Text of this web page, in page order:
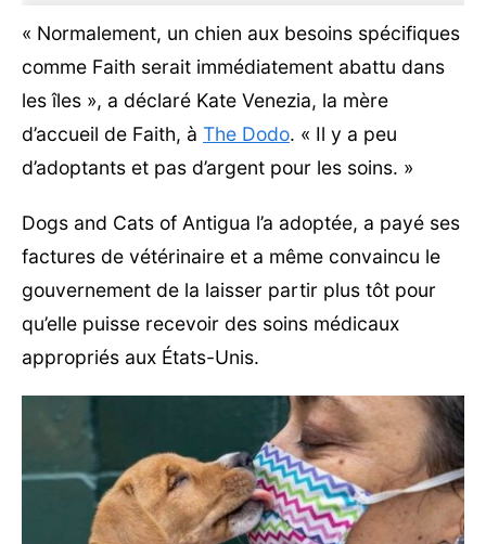
« Normalement, un chien aux besoins spécifiques
comme Faith serait immédiatement abattu dans
les îles », a déclaré Kate Venezia, la mère
d’accueil de Faith, à The Dodo. « Il y a peu
d’adoptants et pas d’argent pour les soins. »
Dogs and Cats of Antigua l’a adoptée, a payé ses
factures de vétérinaire et a même convaincu le
gouvernement de la laisser partir plus tôt pour
qu’elle puisse recevoir des soins médicaux
appropriés aux États-Unis.